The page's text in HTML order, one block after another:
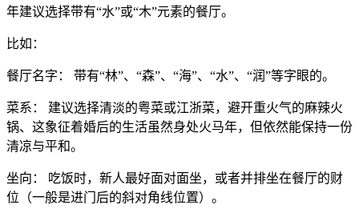
年建议选择带有“水”或“木”元素的餐厅。
比如：
餐厅名字： 带有“林”、“森”、“海”、“水”、“润”等字眼的。
菜系： 建议选择清淡的粤菜或江浙菜，避开重火气的麻辣火
锅、这象征着婚后的生活虽然身处火马年，但依然能保持一份
清凉与平和。
坐向： 吃饭时，新人最好面对面坐，或者并排坐在餐厅的财
位（一般是进门后的斜对角线位置）。